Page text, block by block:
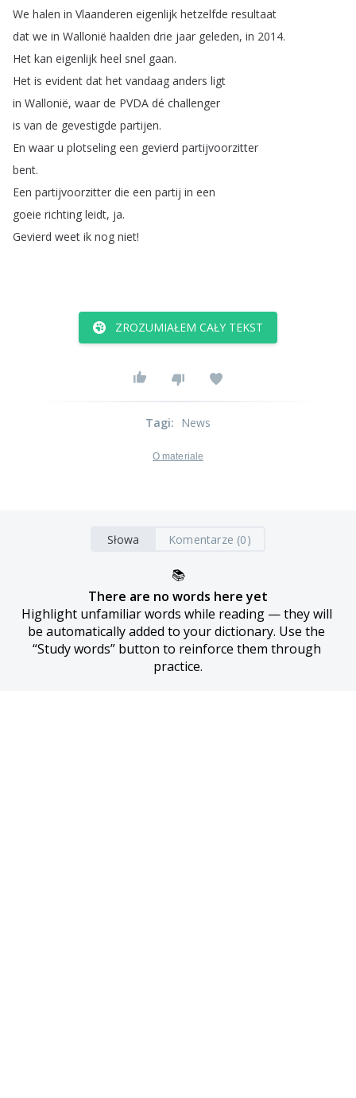
We halen in Vlaanderen eigenlijk hetzelfde resultaat
dat we in Wallonië haalden drie jaar geleden, in 2014.
Het kan eigenlijk heel snel gaan.
Het is evident dat het vandaag anders ligt
in Wallonië, waar de PVDA dé challenger
is van de gevestigde partijen.
En waar u plotseling een gevierd partijvoorzitter
bent.
Een partijvoorzitter die een partij in een
goeie richting leidt, ja.
Gevierd weet ik nog niet!
ZROZUMIAŁEM CAŁY TEKST
Tagi: News
O materiale
Słowa Komentarze (0)
📚
There are no words here yet
Highlight unfamiliar words while reading — they will
be automatically added to your dictionary. Use the
“Study words” button to reinforce them through
practice.